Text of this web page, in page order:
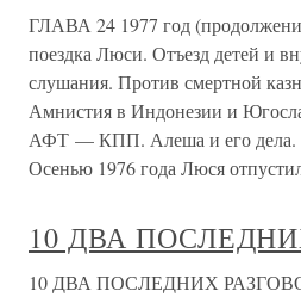
ГЛАВА 24 1977 год
поездка Люси. Отъезд детей и
слушания. Против смертной
Амнистия в Индонезии и
АФТ — КПП. Алеша и его дела.
Осенью 1976 года Люся
10 ДВА
10 ДВА ПОСЛЕДНИХ